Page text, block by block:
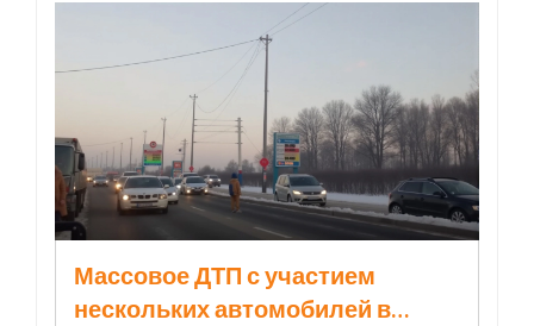
основания YouTube
Массовое ДТП с участием
нескольких автомобилей в